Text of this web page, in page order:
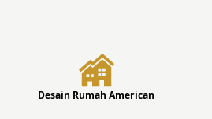
Desain Rumah American